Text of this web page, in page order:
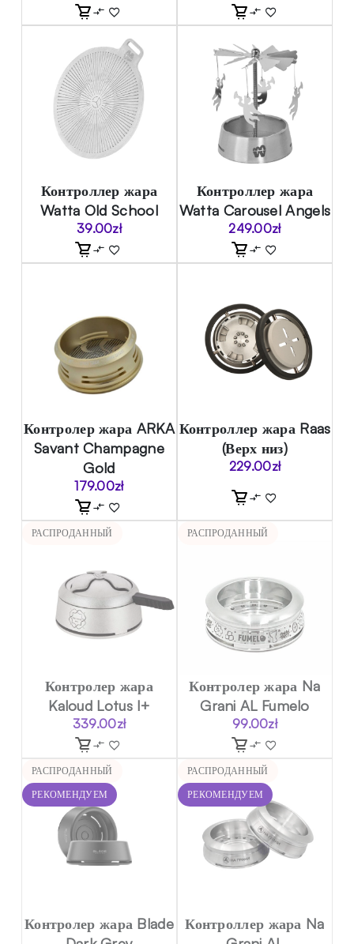
Контроллер жара
Watta Old School
39.00zł
Контроллер жара
Watta Carousel Angels
249.00zł
Контролер жара ARKA
Savant Champagne
Gold
179.00zł
Контроллер жара Raas
(Верх низ)
229.00zł
РАСПРОДАННЫЙ
Контролер жара
Kaloud Lotus I+
339.00zł
РАСПРОДАННЫЙ
Контролер жара Na
Grani AL Fumelo
99.00zł
РАСПРОДАННЫЙ
РЕКОМЕНДУЕМ
Контролер жара Blade
РАСПРОДАННЫЙ
РЕКОМЕНДУЕМ
Контроллер жара Na